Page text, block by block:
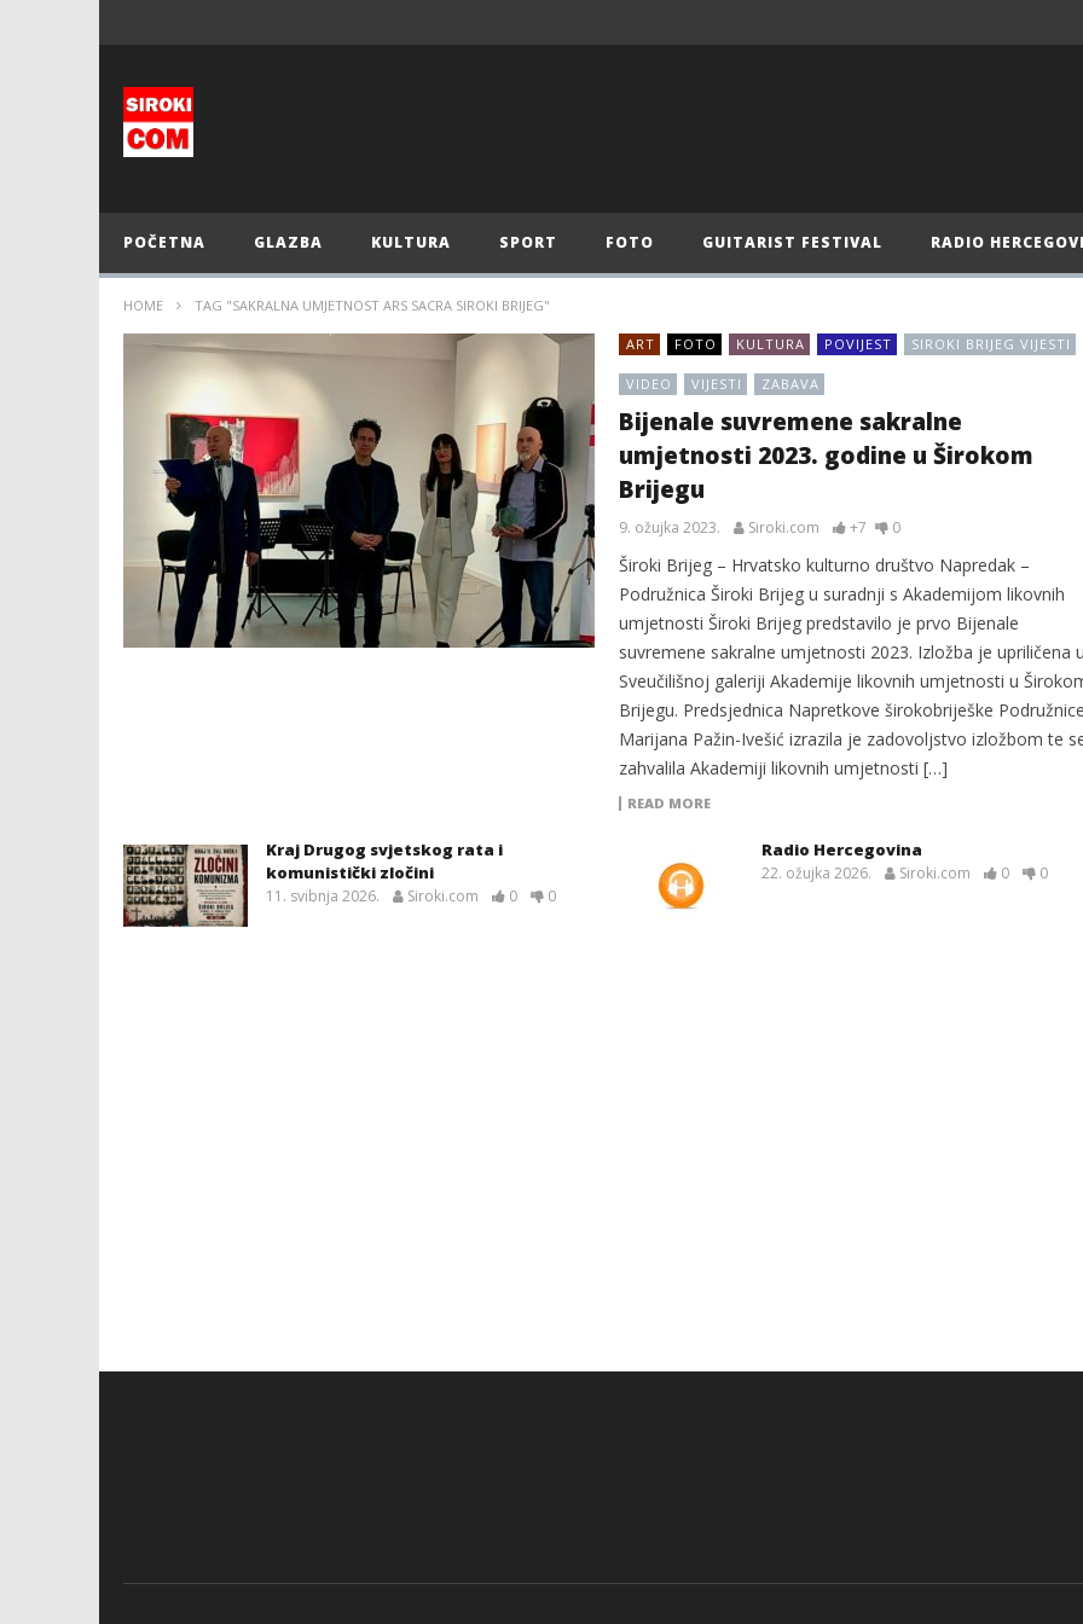
POČETNA GLAZBA KULTURA SPORT FOTO GUITARIST FESTIVAL RADIO
HOME TAG "SAKRALNA UMJETNOST ARS SACRA SIROKI BRIJEG"
ART FOTO KULTURA POVIJEST SIROKI BRIJEG VIJESTI
VIDEO VIJESTI ZABAVA
Bijenale suvremene sakralne
umjetnosti 2023. godine u Širokom
Brijegu
9. ožujka 2023. Siroki.com +7 0
Široki Brijeg – Hrvatsko kulturno društvo Napredak –
Podružnica Široki Brijeg u suradnji s Akademijom likovnih
umjetnosti Široki Brijeg predstavilo je prvo Bijenale
suvremene sakralne umjetnosti 2023. Izložba je upriličena u
Sveučilišnoj galeriji Akademije likovnih umjetnosti u
Brijegu. Predsjednica Napretkove širokobriješke Podružnice
Marijana Pažin-Ivešić izrazila je zadovoljstvo izložbom te
zahvalila Akademiji likovnih umjetnosti […]
READ MORE
Kraj Drugog svjetskog rata i
komunistički zločini
11. svibnja 2026. Siroki.com 0 0
Radio Hercegovina
22. ožujka 2026. Siroki.com 0 0